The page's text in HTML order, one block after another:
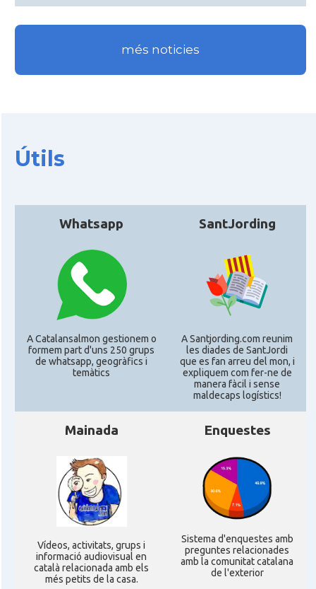
CAMON Catalans a Ingolstadt
Catalans a JENA
CAMON Catalans a LEIPZIG
CAMON Catalans a Mainz
CAMON Catalans a MANNHEIM
CAMON Catalans a MÜNCHEN
CAMON Catalans a OLDENBURG
CAMON Catalans a ROSTOCK
CAMON Catalans a Stuttgart
CAMON
més noticies
Útils
Whatsapp
A Catalansalmon gestionem o
formem part d'uns 250 grups
de whatsapp, geogràfics i
temàtics
SantJording
A Santjording.com reunim
les diades de SantJordi
que es fan arreu del mon, i
expliquem com fer-ne de
manera fàcil i sense
maldecaps logí­stics!
Mainada
Ví­deos, activitats, grups i
informació audiovisual en
català relacionada amb els
més petits de la casa.
Enquestes
Sistema d'enquestes amb
preguntes relacionades
amb la comunitat catalana
de l'exterior